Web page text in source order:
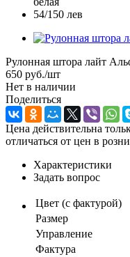
Рулонная штора лайт
650 руб./шт
Нет в наличии
Поделиться
Цена действительна
отличаться от цен в
Характеристики
Задать вопрос
Цвет (с фактурой)
Размер
Управление
Фактура